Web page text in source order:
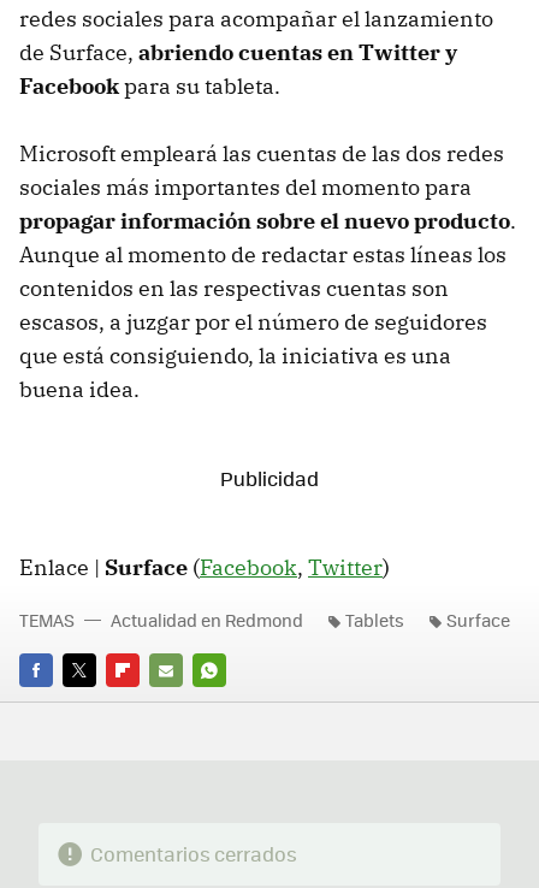
redes sociales para acompañar el lanzamiento
de Surface, abriendo cuentas en Twitter y
Facebookpara su tableta.
Microsoft empleará las cuentas de las dos redes
sociales más importantes del momento para
propagar información sobre el nuevo producto.
Aunque al momento de redactar estas líneas los
contenidos en las respectivas cuentas son
escasos, a juzgar por el número de seguidores
que está consiguiendo, la iniciativa es una
buena idea.
Enlace | Surface (Facebook, Twitter)
FACEBOOK
TWITTERFLIPBOARD
E-
WHATSAPP
TEMAS Actualidad en Redmond Tablets Surface
Comentarios cerrados